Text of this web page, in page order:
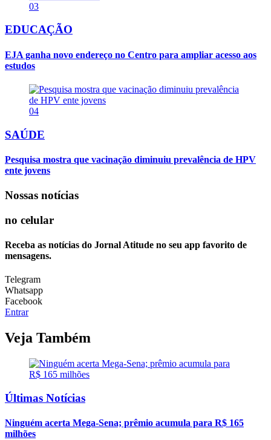
03
EDUCAÇÃO
EJA ganha novo endereço no Centro para ampliar acesso aos
estudos
04
SAÚDE
Pesquisa mostra que vacinação diminuiu prevalência de HPV
ente jovens
Nossas notícias
no celular
Receba as notícias do Jornal Atitude no seu app favorito de
mensagens.
Telegram
Whatsapp
Facebook
Entrar
Veja Também
Últimas Notícias
Ninguém acerta Mega-Sena; prêmio acumula para R$ 165
milhões